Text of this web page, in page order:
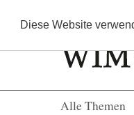
Diese Website
Alle Themen